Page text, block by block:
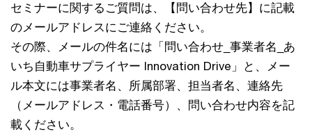
セミナーに関するご質問は、【問い合わせ先】に記載
のメールアドレスにご連絡ください。
その際、メールの件名には「問い合わせ_事業者名_あ
いち自動車サプライヤー Innovation Drive」と、メー
ル本文には事業者名、所属部署、担当者名、連絡先
（メールアドレス・電話番号）、問い合わせ内容を記
載ください。